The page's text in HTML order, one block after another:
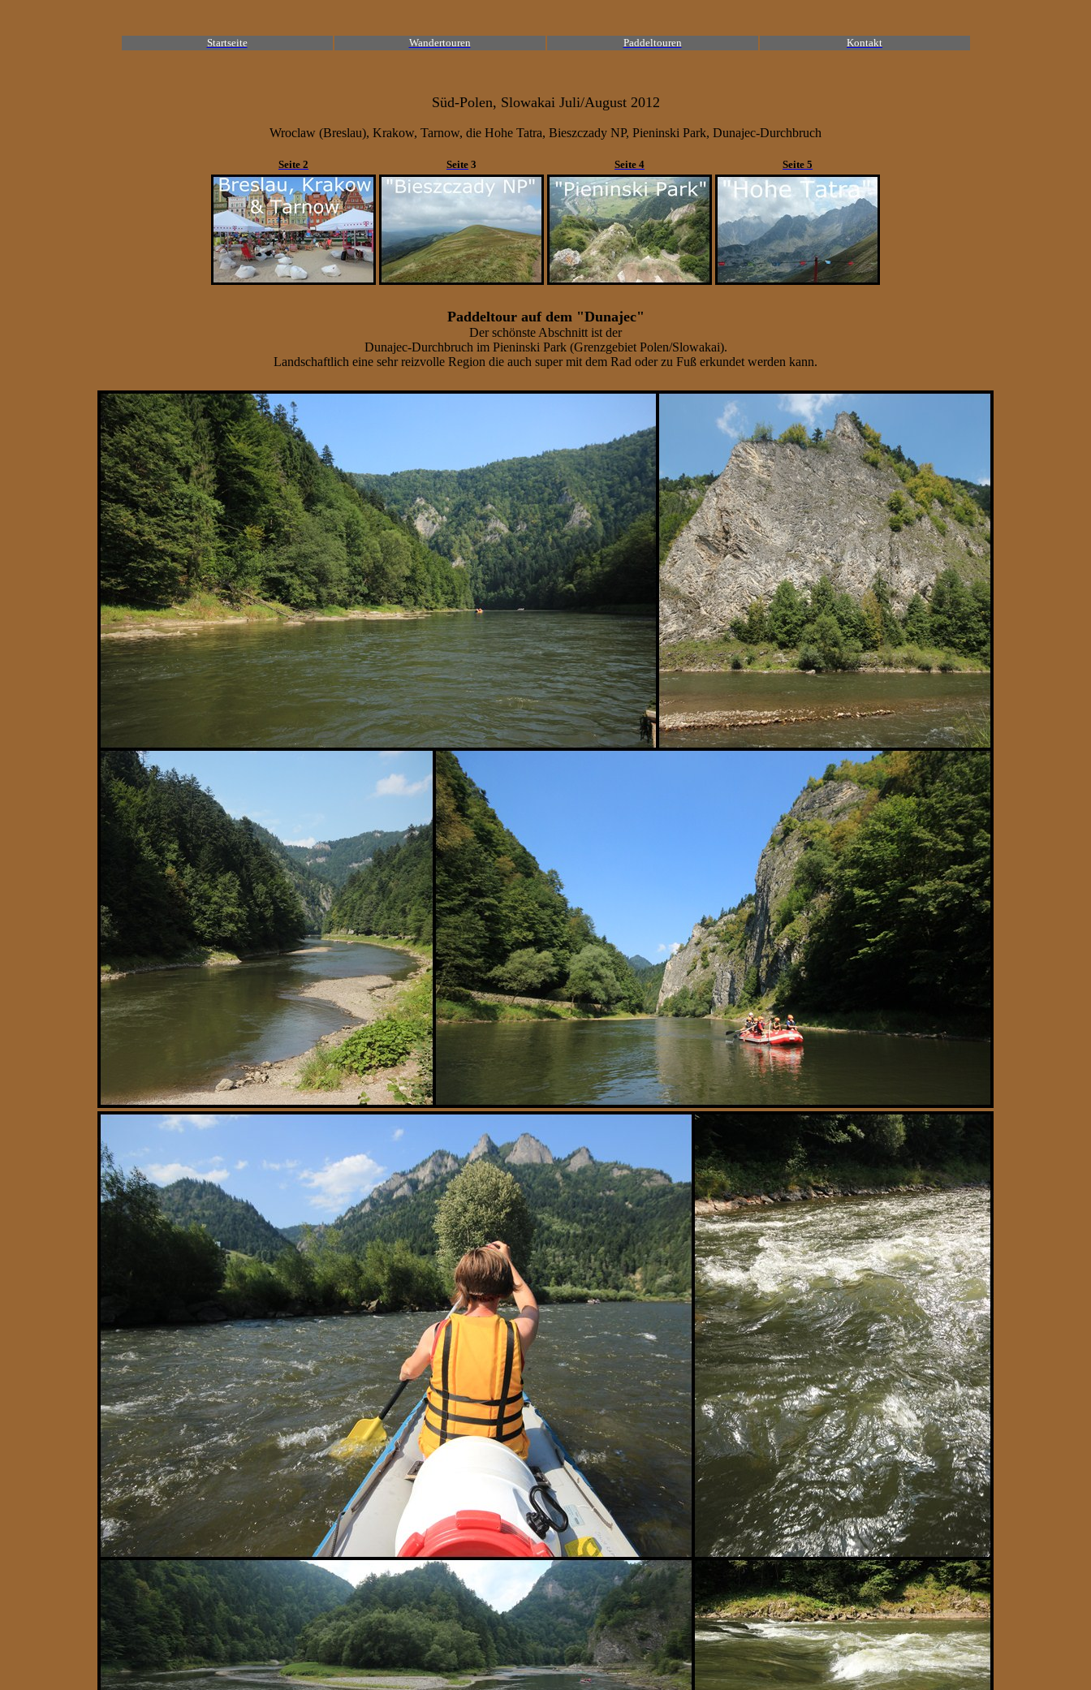
Startseite Wandertouren Paddeltouren Kontakt
Süd-Polen, Slowakai Juli/August 2012
Wroclaw (Breslau), Krakow, Tarnow, die Hohe Tatra, Bieszczady NP, Pieninski Park, Dunajec-Durchbruch
Seite 2 Seite 3 Seite 4 Seite 5
Paddeltour auf dem "Dunajec"
Der schönste Abschnitt ist der
Dunajec-Durchbruch im Pieninski Park (Grenzgebiet Polen/Slowakai).
Landschaftlich eine sehr reizvolle Region die auch super mit dem Rad oder zu Fuß erkundet werden kann.